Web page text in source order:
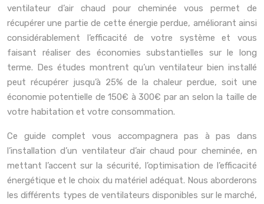
ventilateur d’air chaud pour cheminée vous permet de
récupérer une partie de cette énergie perdue, améliorant ainsi
considérablement l’efficacité de votre système et vous
faisant réaliser des économies substantielles sur le long
terme. Des études montrent qu’un ventilateur bien installé
peut récupérer jusqu’à 25% de la chaleur perdue, soit une
économie potentielle de 150€ à 300€ par an selon la taille de
votre habitation et votre consommation.
Ce guide complet vous accompagnera pas à pas dans
l’installation d’un ventilateur d’air chaud pour cheminée, en
mettant l’accent sur la sécurité, l’optimisation de l’efficacité
énergétique et le choix du matériel adéquat. Nous aborderons
les différents types de ventilateurs disponibles sur le marché,